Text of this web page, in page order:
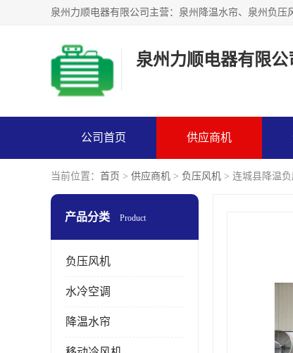
泉州力顺电器有限公
公司首页 供应商机
当前位置： 首页 > 供应商机 > 负压风机 > 连城县降温
产品分类 Product
负压风机
水冷空调
降温水帘